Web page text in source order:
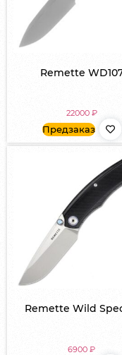
Remette
22000 ₽
Предзаказ
Remette Wild
6900₽